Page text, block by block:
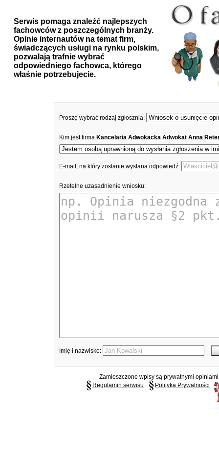
Serwis pomaga znaleźć najlepszych
fachowców z poszczególnych branży.
Opinie internautów na temat firm,
świadczących usługi na rynku polskim,
pozwalają trafnie wybrać
odpowiedniego fachowca, którego
właśnie potrzebujecie.
Proszę wybrać rodzaj zgłosznia:
Kim jest firma Kancelaria Adwokacka Adwokat Anna
E-mail, na który zostanie wysłana odpowiedź:
Rzetelne uzasadnienie wniosku:
Imię i nazwisko:
Zamieszczone wpisy są prywatnymi
Regulamin serwisu
Polityka Prywatności